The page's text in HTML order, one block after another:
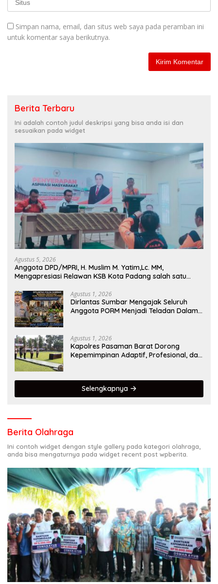
Simpan nama, email, dan situs web saya pada peramban ini
untuk komentar saya berikutnya.
Berita Terbaru
Ini adalah contoh judul deskripsi yang bisa anda isi dan
sesuaikan pada widget
Agustus 5, 2026
Anggota DPD/MPRI, H. Muslim M. Yatim,Lc. MM,
Mengapresiasi Relawan KSB Kota Padang salah satu
Agustus 1, 2026
Dirlantas Sumbar Mengajak Seluruh
Anggota PORM Menjadi Teladan Dalam
Keselamatan Berkendara
Agustus 1, 2026
Kapolres Pasaman Barat Dorong
Kepemimpinan Adaptif, Profesional, dan
Selengkapnya
Berita Olahraga
Ini contoh widget dengan style gallery pada kategori olahraga,
anda bisa mengaturnya pada widget recent post wpberita.